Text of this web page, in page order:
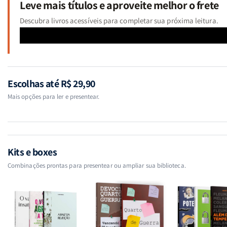
Leve mais títulos e aproveite melhor o frete
Descubra livros acessíveis para completar sua próxima leitura.
Escolhas até R$ 29,90
Mais opções para ler e presentear.
Kits e boxes
Combinações prontas para presentear ou ampliar sua biblioteca.